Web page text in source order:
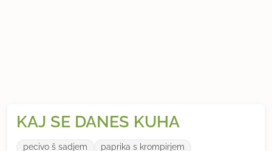
KAJ SE DANES KUHA
pecivo š sadjem
paprika s krompirjem